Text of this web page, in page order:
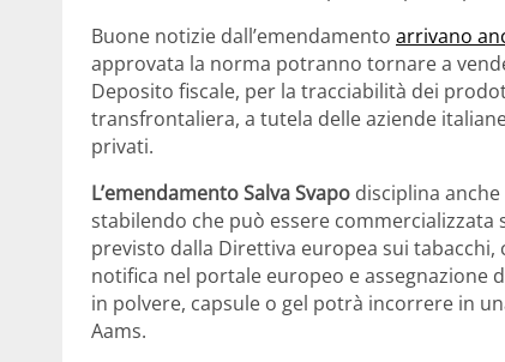
Buone notizie dall’emendamento arrivano
approvata la norma potranno tornare a
Deposito fiscale, per la tracciabilità dei
transfrontaliera, a tutela delle aziende
privati.
L’emendamento Salva Svapo disciplina
stabilendo che può essere
previsto dalla Direttiva europea sui
notifica nel portale europeo e assegnazione
in polvere, capsule o gel potrà incorrere in
Aams.